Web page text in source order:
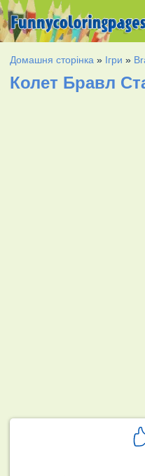
Домашня сторінка » Ігри »
Колет Бравл